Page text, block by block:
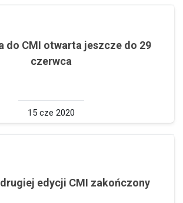
do CMI otwarta jeszcze do 29
czerwca
15 cze 2020
edycji CMI zakończony